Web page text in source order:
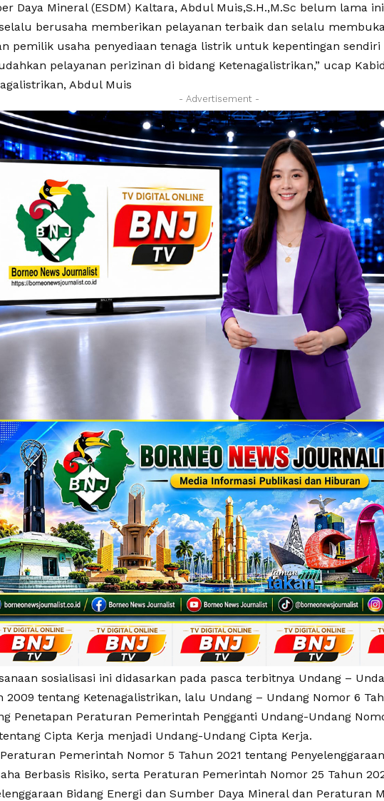
Daya Mineral (ESDM) Kaltara, Abdul Muis,S.H.,M.Sc belum lama
berusaha memberikan pelayanan terbaik dan selalu
pemilik usaha penyediaan tenaga listrik untuk kepentingan
pelayanan perizinan di bidang Ketenagalistrikan,” ucap Kabid
Abdul Muis
- Advertisement -
sosialisasi ini didasarkan pada pasca terbitnya Undang –
2009 tentang Ketenagalistrikan, lalu Undang – Undang Nomor 6
Penetapan Peraturan Pemerintah Pengganti Undang-Undang
Cipta Kerja menjadi Undang-Undang Cipta Kerja.
Pemerintah Nomor 5 Tahun 2021 tentang
Berbasis Risiko, serta Peraturan Pemerintah Nomor 25 Tahun
Bidang Energi dan Sumber Daya Mineral dan Peraturan